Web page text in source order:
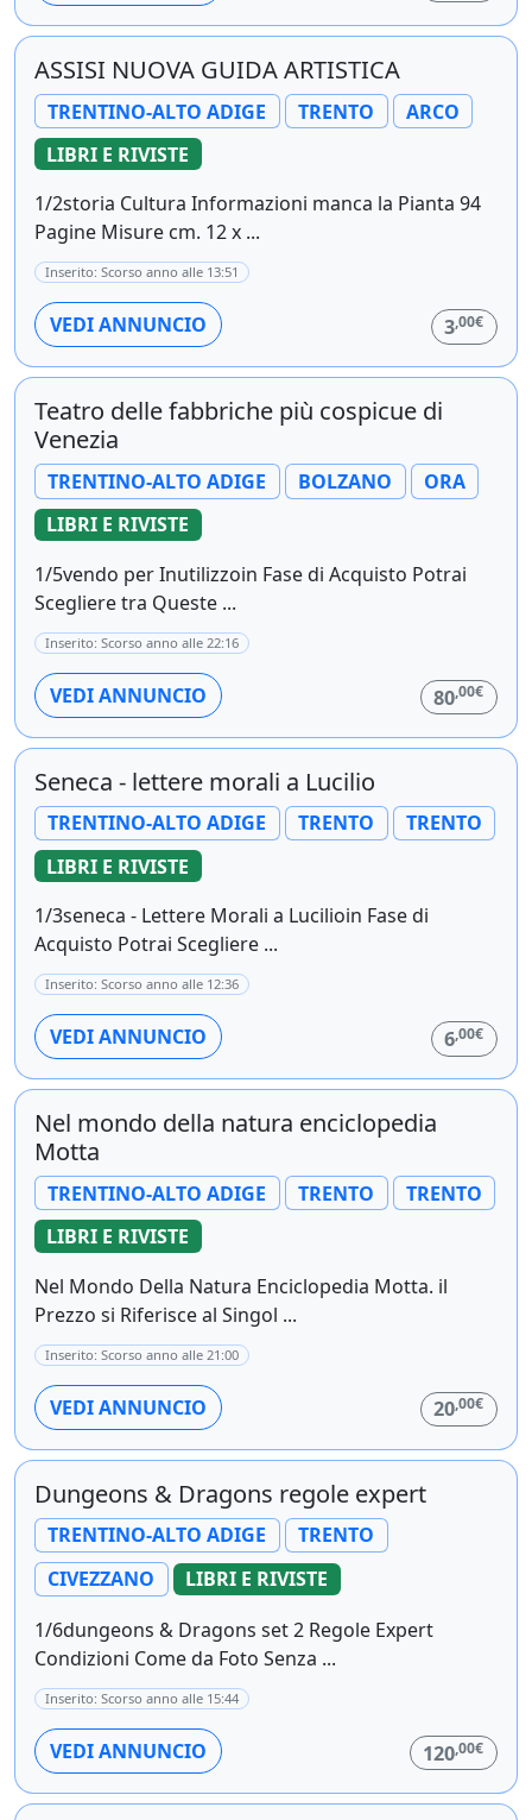
ASSISI NUOVA GUIDA ARTISTICA
TRENTINO-ALTO ADIGE TRENTO
ARCO
LIBRI E RIVISTE
1/2storia Cultura Informazioni manca la Pianta 94
Pagine Misure cm. 12 x ...
Inserito: Scorso anno alle 13:51
VEDI ANNUNCIO 3,00€
Teatro delle fabbriche più cospicue di
Venezia
TRENTINO-ALTO ADIGE BOLZANO
ORA
LIBRI E RIVISTE
1/5vendo per Inutilizzoin Fase di Acquisto Potrai
Scegliere tra Queste ...
Inserito: Scorso anno alle 22:16
VEDI ANNUNCIO 80,00€
Seneca - lettere morali a Lucilio
TRENTINO-ALTO ADIGE TRENTO
TRENTO
LIBRI E RIVISTE
1/3seneca - Lettere Morali a Lucilioin Fase di
Acquisto Potrai Scegliere ...
Inserito: Scorso anno alle 12:36
VEDI ANNUNCIO 6,00€
Nel mondo della natura enciclopedia
Motta
TRENTINO-ALTO ADIGE TRENTO
TRENTO
LIBRI E RIVISTE
Nel Mondo Della Natura Enciclopedia Motta. il
Prezzo si Riferisce al Singol ...
Inserito: Scorso anno alle 21:00
VEDI ANNUNCIO 20,00€
Dungeons & Dragons regole expert
TRENTINO-ALTO ADIGE
TRENTO
CIVEZZANO
LIBRI E RIVISTE
1/6dungeons & Dragons set 2 Regole Expert
Condizioni Come da Foto Senza ...
Inserito: Scorso anno alle 15:44
VEDI ANNUNCIO 120,00€